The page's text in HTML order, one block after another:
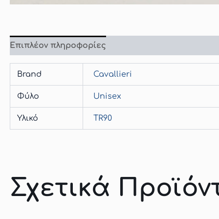
Επιπλέον πληροφορίες
Brand Cavallieri
Φύλο Unisex
Υλικό TR90
Σχετικά